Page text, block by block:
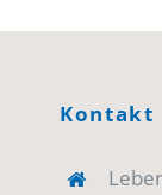
Kontakt